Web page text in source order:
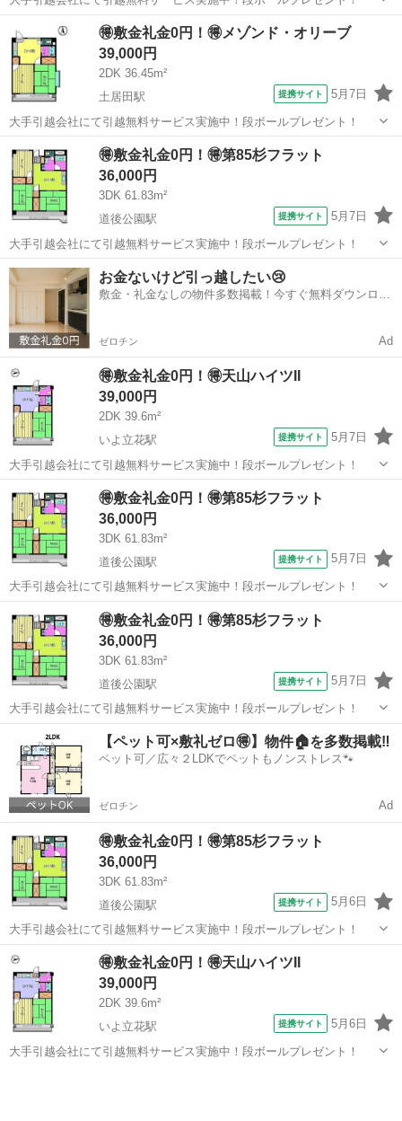
松山市 道後公園駅 シェアハウス
🉐敷金礼金0円！🉐メゾンド・オリーブ
39,000円
2DK 36.45m²
土居田駅
提携サイト 5月7日
大手引越会社にて引越無料サービス実施中！段ボールプレゼント！
土居田駅 シェアハウス
🉐敷金礼金0円！🉐第85杉フラット
36,000円
3DK 61.83m²
道後公園駅
提携サイト 5月7日
大手引越会社にて引越無料サービス実施中！段ボールプレゼント！
愛媛 松山市 道後公園駅 シェアハウス
お金ないけど引っ越したい😢
敷金・礼金なしの物件多数掲載！今すぐ無料ダウンロー
ゼロチン Ad
🉐敷金礼金0円！🉐天山ハイツII
39,000円
2DK 39.6m²
いよ立花駅
提携サイト 5月7日
大手引越会社にて引越無料サービス実施中！段ボールプレゼント！
いよ立花駅 シェアハウス
🉐敷金礼金0円！🉐第85杉フラット
36,000円
3DK 61.83m²
道後公園駅
提携サイト 5月7日
大手引越会社にて引越無料サービス実施中！段ボールプレゼント！
道後公園駅 シェアハウス
🉐敷金礼金0円！🉐第85杉フラット
36,000円
3DK 61.83m²
道後公園駅
提携サイト 5月7日
大手引越会社にて引越無料サービス実施中！段ボールプレゼント！
道後公園駅 シェアハウス
【ペット可×敷礼ゼロ🉐】物件🏠を多数掲載‼️
ペット可／広々２LDKでペットもノンストレス🐾
ゼロチン Ad
🉐敷金礼金0円！🉐第85杉フラット
36,000円
3DK 61.83m²
道後公園駅
提携サイト 5月6日
大手引越会社にて引越無料サービス実施中！段ボールプレゼント！
愛媛 道後公園駅 シェアハウス
🉐敷金礼金0円！🉐天山ハイツII
39,000円
2DK 39.6m²
いよ立花駅
提携サイト 5月6日
大手引越会社にて引越無料サービス実施中！段ボールプレゼント！